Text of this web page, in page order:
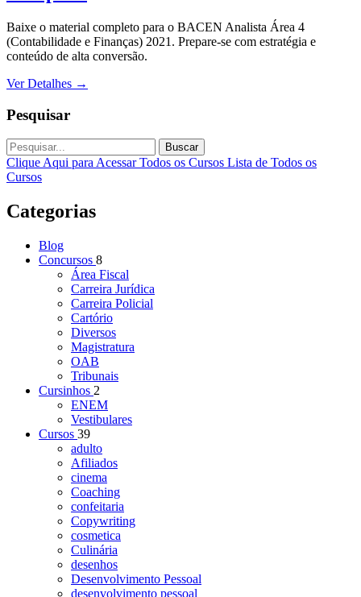
Baixe o material completo para o BACEN Analista Área 4
(Contabilidade e Finanças) 2021. Prepare-se com estratégia e
conteúdo de alta conversão.
Ver Detalhes →
Pesquisar
Buscar
Clique Aqui para Acessar Todos os Cursos Lista de Todos os
Cursos
Categorias
Blog
Concursos 8
Área Fiscal
Carreira Jurídica
Carreira Policial
Cartório
Diversos
Magistratura
OAB
Tribunais
Cursinhos 2
ENEM
Vestibulares
Cursos 39
adulto
Afiliados
cinema
Coaching
confeitaria
Copywriting
cosmetica
Culinária
desenhos
Desenvolvimento Pessoal
desenvolvimento pessoal